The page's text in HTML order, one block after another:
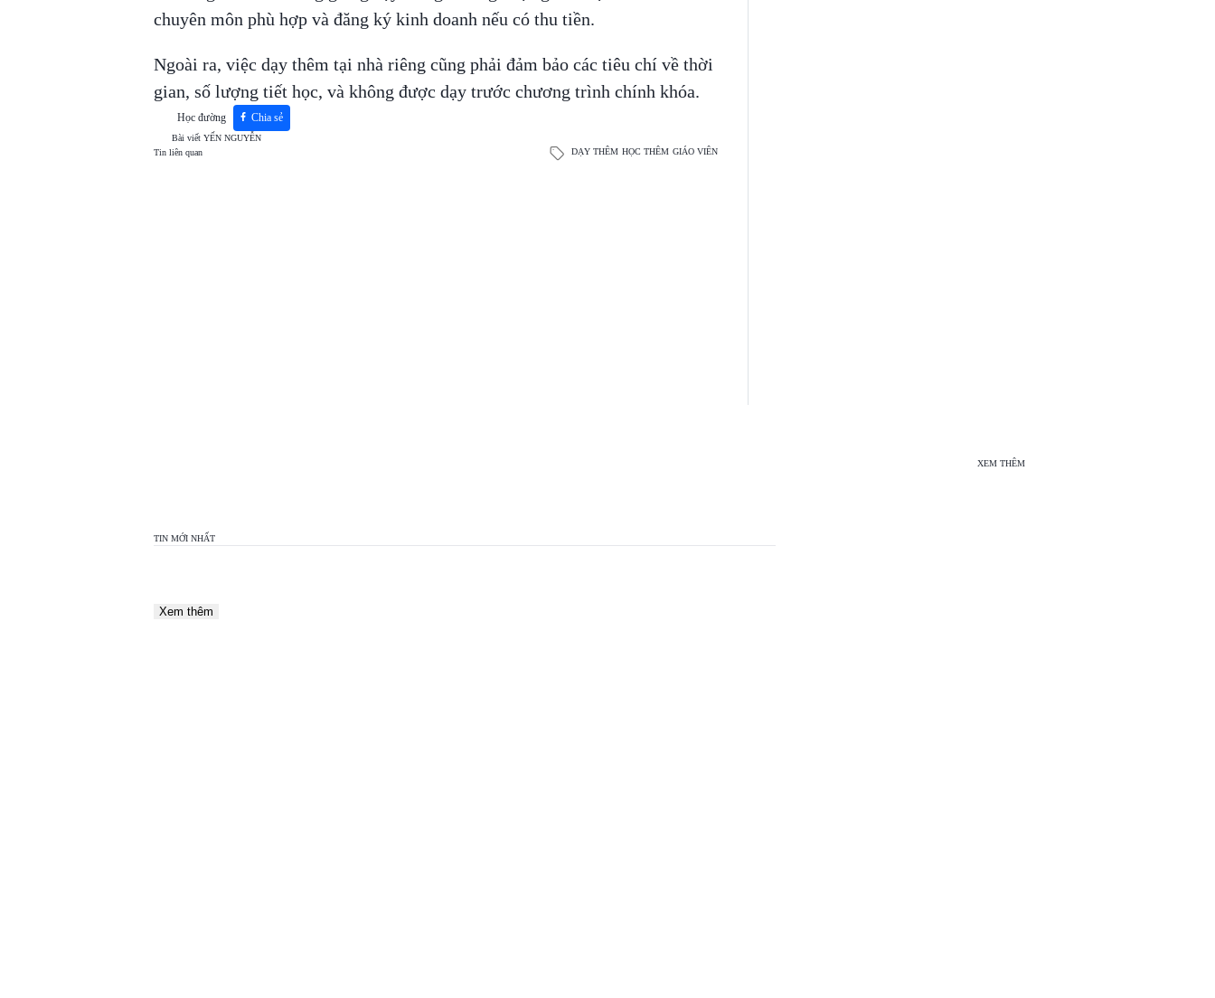
chuyên môn phù hợp và đăng ký kinh doanh nếu có thu tiền.
Ngoài ra, việc dạy thêm tại nhà riêng cũng phải đảm bảo các tiêu chí về thời
gian, số lượng tiết học, và không được dạy trước chương trình chính khóa.
Học đường Chia sẻ
Bài viết YẾN NGUYỄN
Tin liên quan
DẠY THÊM HỌC THÊM GIÁO VIÊN
XEM THÊM
TIN MỚI NHẤT
Xem thêm